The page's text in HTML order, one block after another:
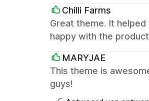
Chilli Farms
Great theme. It
happy with the
MARYJAE
This theme is
guys!